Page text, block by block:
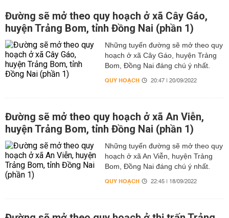
Đường sẽ mở theo quy hoạch ở xã Cây Gáo,
huyện Trảng Bom, tỉnh Đồng Nai (phần 1)
Những tuyến đường sẽ mở theo quy
hoạch ở xã Cây Gáo, huyện Trảng
Bom, Đồng Nai đáng chú ý nhất.
QUY HOẠCH 20:47 | 20/09/2022
Đường sẽ mở theo quy hoạch ở xã An Viễn,
huyện Trảng Bom, tỉnh Đồng Nai (phần 1)
Những tuyến đường sẽ mở theo quy
hoạch ở xã An Viễn, huyện Trảng
Bom, Đồng Nai đáng chú ý nhất.
QUY HOẠCH 22:45 | 18/09/2022